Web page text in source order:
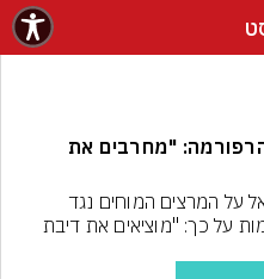
"מחרבים את